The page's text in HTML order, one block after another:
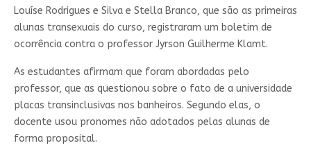
Louíse Rodrigues e Silva e Stella Branco, que são as primeiras
alunas transexuais do curso, registraram um boletim de
ocorrência contra o professor Jyrson Guilherme Klamt.
As estudantes afirmam que foram abordadas pelo
professor, que as questionou sobre o fato de a universidade
placas transinclusivas nos banheiros. Segundo elas, o
docente usou pronomes não adotados pelas alunas de
forma proposital.